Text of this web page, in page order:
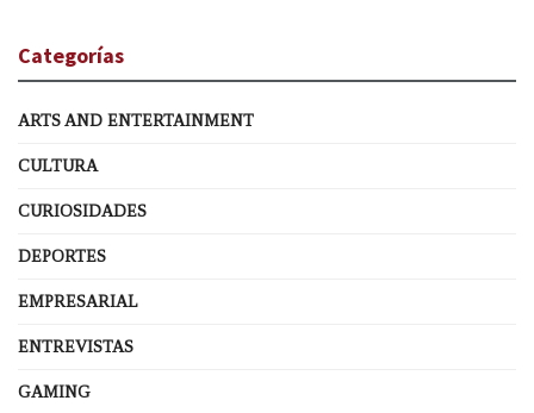
Categorías
ARTS AND ENTERTAINMENT
CULTURA
CURIOSIDADES
DEPORTES
EMPRESARIAL
ENTREVISTAS
GAMING